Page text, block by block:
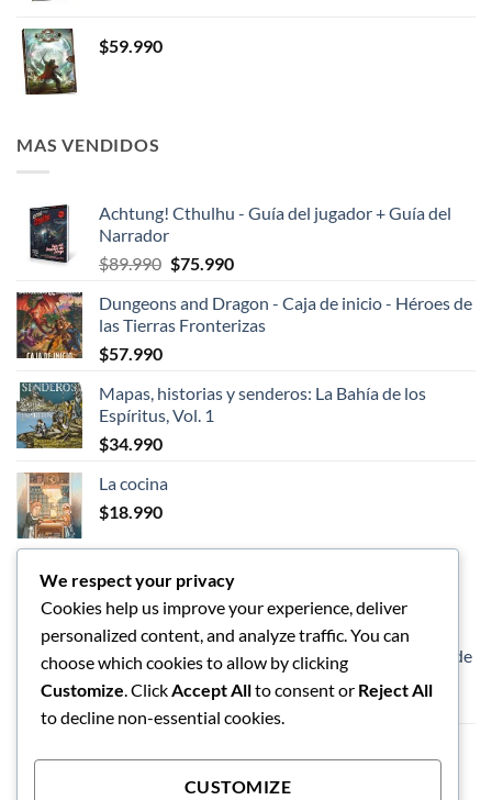
$59.990
MAS VENDIDOS
Achtung! Cthulhu - Guía del jugador + Guía del
Narrador
$89.990 El
original
era:
$75.990El
actual
es:
Dungeons and Dragon - Caja de inicio - Héroes de
las Tierras Fronterizas
$57.990
Mapas, historias y senderos: La Bahía de los
Espíritus, Vol. 1
$34.990
La cocina
$18.990
LOS MEJORES
Dungeons and Dragon - Caja de inicio - Héroes de
We respect your privacy
Cookies help us improve your experience, deliver
personalized content, and analyze traffic. You can
choose which cookies to allow by clicking
Customize. ClickAccept Allto consent or Reject All
to decline non-essential cookies.
CUSTOMIZE